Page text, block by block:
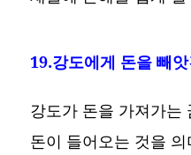
19.강도에게 돈을 빼
강도가 돈을 가져가는
돈이 들어오는 것을